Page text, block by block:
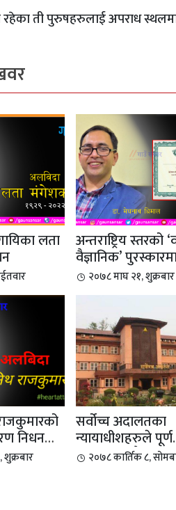
ती पुरुषहरुलाई अपराध स्थलमा
लता अन्तराष्ट्रिय स्तरको
वैज्ञानिक’
डा....२०७८ माघ २१, शुक्रबार
निधन
शुक्रबार
सर्वोच्च अदालतका
न्यायाधीशहरुले पूर्ण
अदालतको बैठक
२०७८ कार्तिक ८,